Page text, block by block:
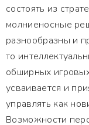
состоять из
молниеносные
разнообразны и
то
обширных
усваивается и
управлять как
Возможности